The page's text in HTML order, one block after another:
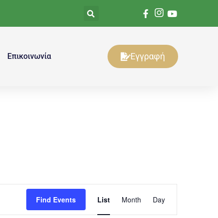
Επικοινωνία Εγγραφή
Find Events
Views
List Month Day